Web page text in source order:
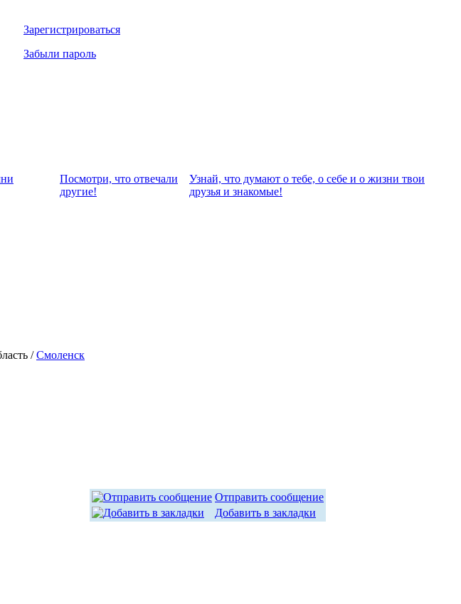
Зарегистрироваться
Забыли пароль
Посмотри, что отвeчали
другие!
Узнай, что думают о тебе, о себе и о жизни твои
друзья и знакомые!
/Смоленск
Отправить сообщение
Добавить в закладки